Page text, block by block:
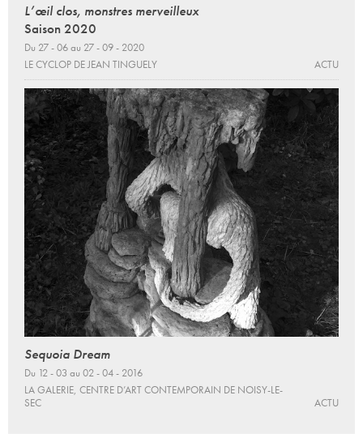
L’œil clos, monstres merveilleux
Saison 2020
Du 27 - 06 au 27 - 09 - 2020
LE CYCLOP DE JEAN TINGUELY
ACTU
Sequoia Dream
Du 12 - 03 au 02 - 04 - 2016
LA GALERIE, CENTRE D’ART CONTEMPORAIN DE NOISY-LE-
SEC
ACTU